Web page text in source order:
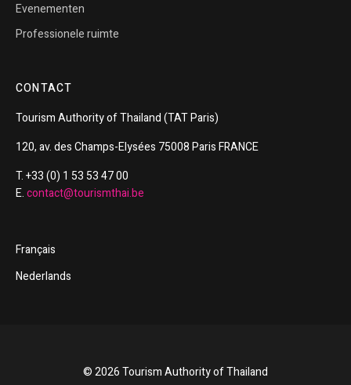
Evenementen
Professionele ruimte
CONTACT
TourismAuthority ofThailand(TAT Paris)
120, av. des Champs-Elysées 75008 Paris FRANCE
T. +33 (0) 1 53 53 47 00
E.contact@tourismthai.be
Français
Nederlands
© 2026 Tourism Authority of Thailand